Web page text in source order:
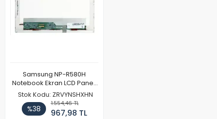
Samsung NP-R580H
Notebook Ekran LCD Paneli
(Ref)
Stok Kodu: ZRVYNSHXHN
%38
1.554,46 TL
967,98 TL